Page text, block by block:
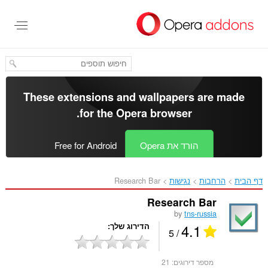
העיקרי
These extensions and wallpapers are made
for theOpera browser
.
הורד את Opera Free for Android
דף הבית הרחבות נגישות Research Bar‎
Research Bar
bytns-russia
4.1
/ 5 הדירוג שלך
מספר דירוגים: 21